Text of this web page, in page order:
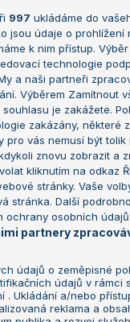
Australian Open
French Open
Wimbledon
US Open
Turnaj mistrů
Turnaj mistryň
Nastavení
Reklama
997 ukládáme do
jsou údaje o prohlížení
k nim přístup. Výběr
technologie
a naši partneři
Výběrem Zamítnout
je zakážete.
zakázány, některé
pro vás nemusí být tolik
znovu zobrazit a
kliknutím na odkaz
stránky. Vaše
stránka. Další
ochrany osobních údajů.
partnery
údajů o zeměpisné
údajů v rámci
. Ukládání a/nebo
reklama a